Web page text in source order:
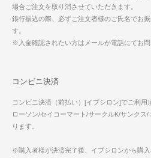
場合ご注文を取り消させていただきます。
銀行振込の際、必ずご注文者様のご氏名でお
す。
※入金確認されたい方はメールか電話にてお問
コンビニ決済
コンビニ決済（前払い）[イプシロン]でご利
ローソン/セイコーマート/サークルK/サンクス
ります。
※購入者様が決済完了後、イプシロンから購